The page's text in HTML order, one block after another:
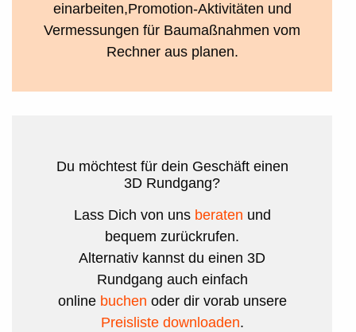
einarbeiten,Promotion-Aktivitäten und
Vermessungen für Baumaßnahmen vom
Rechner aus planen.
Du möchtest für dein Geschäft einen
3D Rundgang?
Lass Dich von uns beraten und
bequem zurückrufen.
Alternativ kannst du einen 3D
Rundgang auch einfach
online buchen oder dir vorab unsere
Preisliste downloaden.